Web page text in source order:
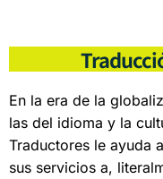
En la era de la
las del idioma y la
Traductores le ayuda
sus servicios a,